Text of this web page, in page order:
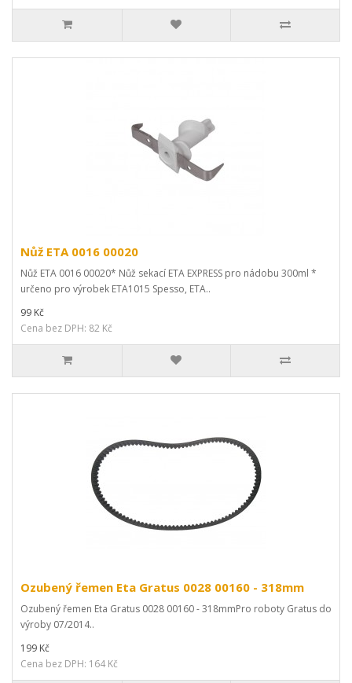
Nůž ETA 0016 00020
Nůž ETA 0016 00020* Nůž sekací ETA EXPRESS pro nádobu 300ml *
určeno pro výrobek ETA1015 Spesso, ETA..
99 Kč
Cena bez DPH: 82 Kč
Ozubený řemen Eta Gratus 0028 00160 - 318mm
Ozubený řemen Eta Gratus 0028 00160 - 318mmPro roboty Gratus do
výroby 07/2014..
199 Kč
Cena bez DPH: 164 Kč